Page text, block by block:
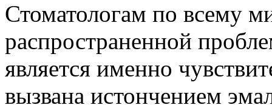
Стоматологам по всему
распространенной
является именно
вызвана истончением